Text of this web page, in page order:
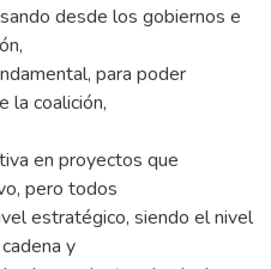
desde los gobiernos e
para poder
la coalición,
en proyectos que
pero todos
estratégico, siendo el nivel
y